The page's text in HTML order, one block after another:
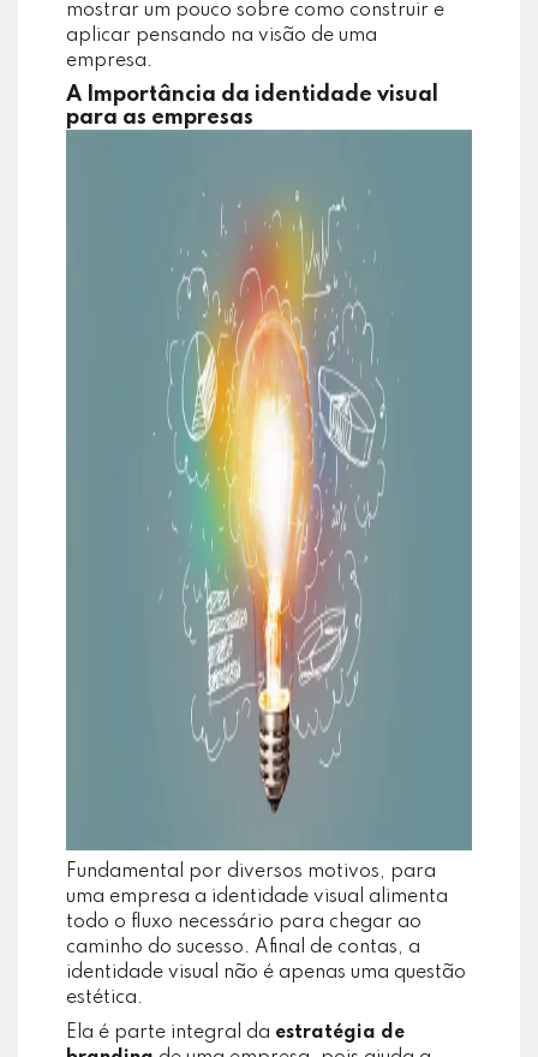
mostrar um pouco sobre como construir e
aplicar pensando na visão de uma
empresa.
A Importância da identidade visual
para as empresas
Fundamental por diversos motivos, para
uma empresa a identidade visual alimenta
todo o fluxo necessário para chegar ao
caminho do sucesso. Afinal de contas, a
identidade visual não é apenas uma questão
estética.
Ela é parte integral da estratégia de